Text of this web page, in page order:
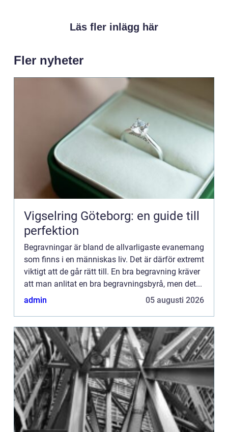
Läs fler inlägg här
Fler nyheter
Vigselring Göteborg: en guide till
perfektion
Begravningar är bland de allvarligaste evanemang
som finns i en människas liv. Det är därför extremt
viktigt att de går rätt till. En bra begravning kräver
att man anlitat en bra begravningsbyrå, men det...
admin
05 augusti 2026